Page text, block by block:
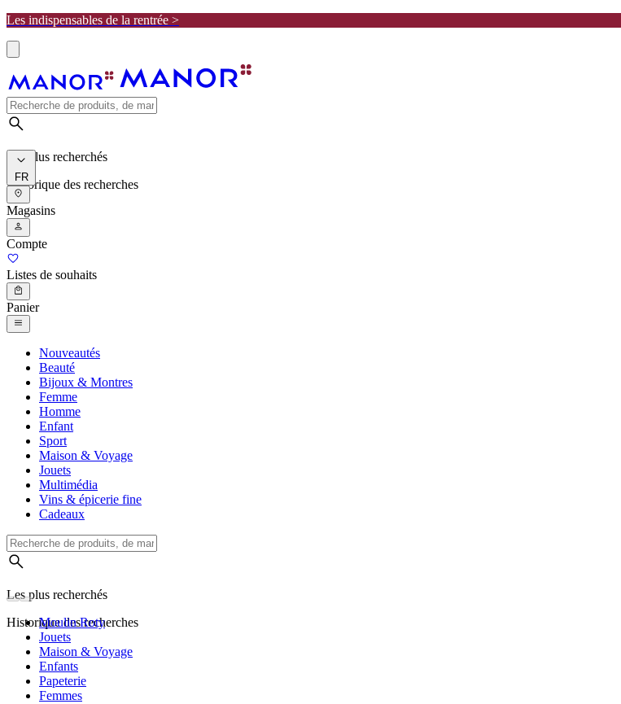
Les indispensables de la rentrée >
Les plus recherchés
Historique des recherches
FR
Magasins
Compte
Listes de souhaits
Panier
Nouveautés
Beauté
Bijoux & Montres
Femme
Homme
Enfant
Sport
Maison & Voyage
Jouets
Multimédia
Vins & épicerie fine
Cadeaux
Les plus recherchés
Historique des recherches
Moulin Roty
Jouets
Maison & Voyage
Enfants
Papeterie
Femmes